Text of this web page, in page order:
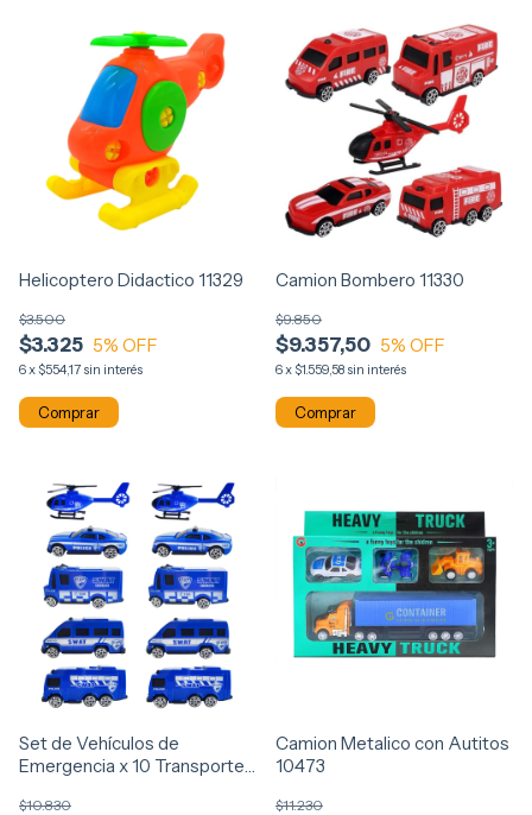
Helicoptero Didactico 11329
$3.325
$3.500
5% OFF
6x$554,17 sin interés
Comprar
Camion Bombero 11330
$9.357,50
$9.850
5% OFF
6x$1.559,58 sin interés
Set de Vehículos de
Emergencia x 10 Transportes
$10.830
Camion Metalico con Autitos
10473
$11.230